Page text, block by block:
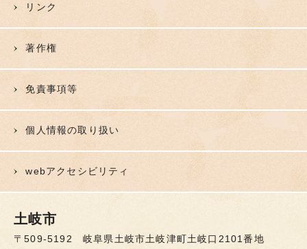
リンク
著作権
免責事項等
個人情報の取り扱い
webアクセシビリティ
土岐市
〒509-5192 岐阜県土岐市土岐津町土岐口2101番地